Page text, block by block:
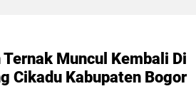
Muncul Kembali Di
Cikadu Kabupaten Bogor